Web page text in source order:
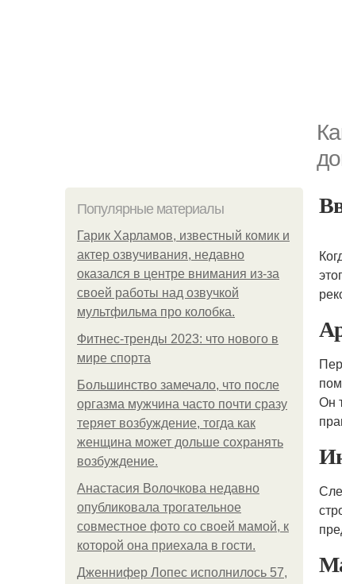
Популярные материалы
Гарик Харламов, известный комик и
актер озвучивания, недавно
оказался в центре внимания из-за
своей работы над озвучкой
мультфильма про колобка.
Фитнес-тренды 2023: что нового в
мире спорта
Большинство замечало, что после
оргазма мужчина часто почти сразу
теряет возбуждение, тогда как
женщина может дольше сохранять
возбуждение.
Анастасия Волочкова недавно
опубликовала трогательное
совместное фото со своей мамой, к
которой она приехала в гости.
Дженнифер Лопес исполнилось 57,
Он